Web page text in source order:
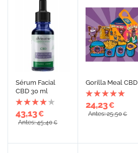
Sérum Facial
CBD 30 ml
43,13€
Antes: 45,40€
Gorilla Meal CBD
24,23€
Antes: 25,50€